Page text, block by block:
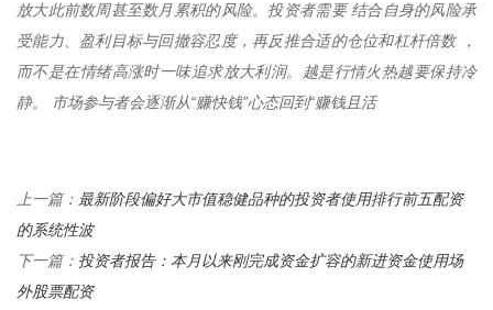
放大此前数周甚至数月累积的风险。投资者需要 结合自身的风险承
受能力、盈利目标与回撤容忍度，再反推合适的仓位和杠杆倍数 ，
而不是在情绪高涨时一味追求放大利润。越是行情火热越要保持冷
静。 市场参与者会逐渐从“赚快钱”心态回到“赚钱且活
上一篇： 最新阶段偏好大市值稳健品种的投资者使用排行前五配资
的系统性波
下一篇： 投资者报告：本月以来刚完成资金扩容的新进资金使用场
外股票配资